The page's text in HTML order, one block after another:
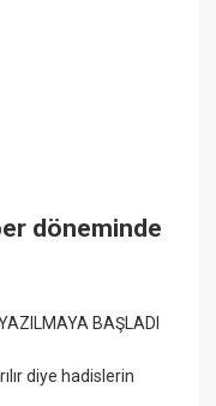
döneminde
BAŞLADI
diye hadislerin